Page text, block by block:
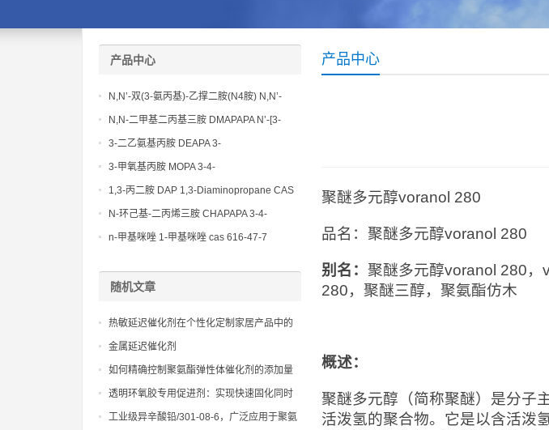
产品中心
聚醚多元醇voranol 280
品名：聚醚多元醇voranol 280
别名： 聚醚多元醇voranol 280
280，聚醚三醇，聚氨酯仿木
概述：
聚醚多元醇（简称聚醚）是分子
活泼氢的聚合物。它是以含活泼
产品中心
N,N’-双(3-氨丙基)-乙撑二胺(N4胺) N,N’-
Bis(3-aminopropyl)-ethylenediamine CAS
No10563-26-5
N,N-二甲基二丙基三胺 DMAPAPA N’-[3-
(dimethylamino)propyllpropane-1,3-
diamine CAS No10563-29-8
3-二乙氨基丙胺 DEAPA 3-
(Diethylamino)propylamine CAS No 104-
3-甲氧基丙胺 MOPA 3-4-
Methoxypropylamine CAS No 5332-73-0
1,3-丙二胺 DAP 1,3-Diaminopropane CAS
No 109-76-2
N-环己基-二丙烯三胺 CHAPAPA 3-4-
Methoxypropylamine CAS No:5332-73-0
n-甲基咪唑 1-甲基咪唑 cas 616-47-7
随机文章
热敏延迟催化剂在个性化定制家居产品中的
应用实例
金属延迟催化剂
如何精确控制聚氨酯弹性体催化剂的添加量
以优化性能
透明环氧胶专用促进剂：实现快速固化同时
保持高透明度与低收缩率。
工业级异辛酸铅/301-08-6，广泛应用于聚氨